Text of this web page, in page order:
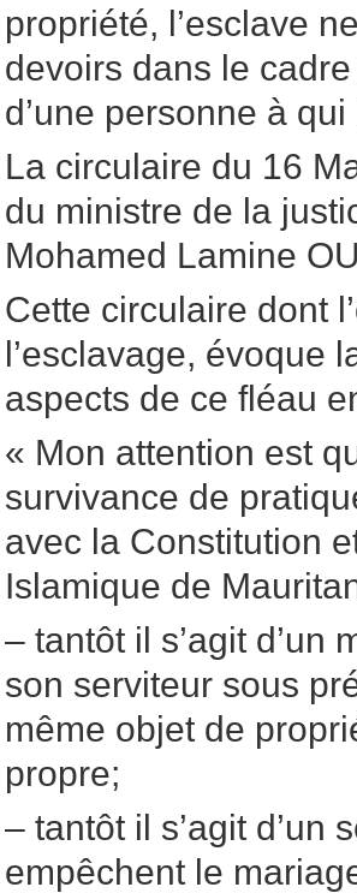
propriété, l’esclave
devoirs dans le cadre
d’une personne à
La circulaire du 16
du ministre de la
Mohamed Lamine
Cette circulaire dont
l’esclavage, évoque
aspects de ce fléau
« Mon attention est
survivance de
avec la Constitution
Islamique de
– tantôt il s’agit d’un
son serviteur sous
même objet de
propre;
– tantôt il s’agit d’un
empêchent le